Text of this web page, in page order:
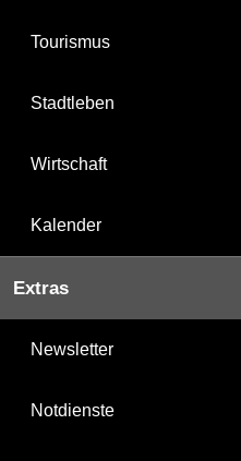
Tourismus
Stadtleben
Wirtschaft
Kalender
Extras
Newsletter
Notdienste